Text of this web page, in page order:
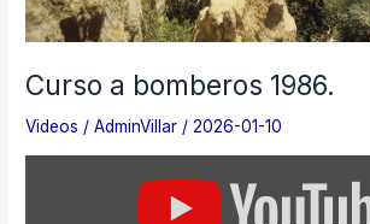
Curso a bomberos 1986.
Videos /AdminVillar /2026-01-10